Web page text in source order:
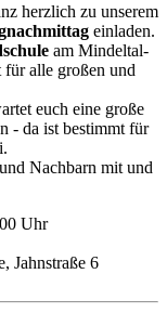
herzlich zu unserem
einladen.
am Mindeltal-
alle großen und
euch eine große
- da ist bestimmt für
Nachbarn mit und
Uhr
Jahnstraße 6